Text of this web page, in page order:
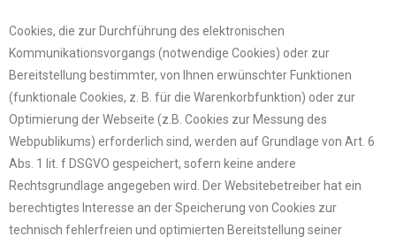
Cookies, die zur Durchführung des elektronischen
Kommunikationsvorgangs (notwendige Cookies) oder zur
Bereitstellung bestimmter, von Ihnen erwünschter Funktionen
(funktionale Cookies, z. B. für die Warenkorbfunktion) oder zur
Optimierung der Webseite (z.B. Cookies zur Messung des
Webpublikums) erforderlich sind, werden auf Grundlage von Art. 6
Abs. 1 lit. f DSGVO gespeichert, sofern keine andere
Rechtsgrundlage angegeben wird. Der Websitebetreiber hat ein
berechtigtes Interesse an der Speicherung von Cookies zur
technisch fehlerfreien und optimierten Bereitstellung seiner